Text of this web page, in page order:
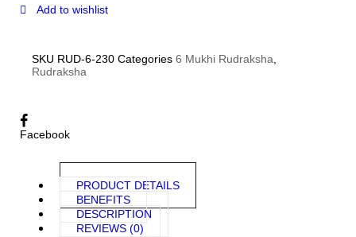
Add to wishlist
SKU RUD-6-230 Categories 6 Mukhi Rudraksha
Rudraksha
Facebook
PRODUCT DETAILS
BENEFITS
DESCRIPTION
REVIEWS (0)